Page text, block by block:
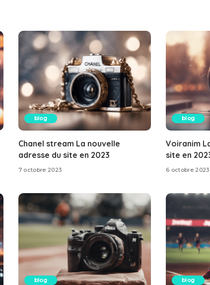
blog
Chanel stream La nouvelle
adresse du site en 2023
7 octobre 2023
blog
Voiranim
site en
6 octobre 2023
blog blog